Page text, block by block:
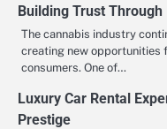
Building Trust Through
The cannabis industry
creating new opportunities
consumers. One of…
Luxury Car Rental
Prestige